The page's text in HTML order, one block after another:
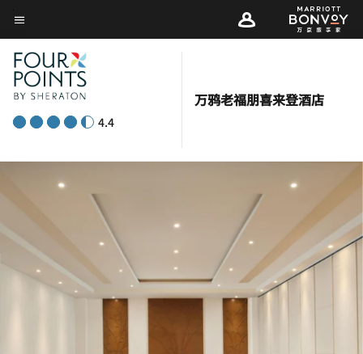
Skip
to
main
content
菜单文本
4.4
万鸦老福朋喜来登酒店